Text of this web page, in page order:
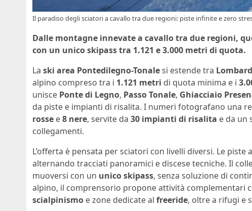
Il paradiso degli sciatori a cavallo tra due regioni: piste infinite e zero
Dalle montagne innevate a cavallo tra due regioni,
con un unico skipass tra 1.121 e 3.000 metri di quota.
La ski area Pontedilegno-Tonalesi estende tra
alpino compreso tra i 1.121 metri di quota minima e i
unisce Ponte di Legno, Passo Tonale, Ghiacciaio
da piste e impianti di risalita. I numeri fotografano una
rosse e8 nere, servite da 30 impianti di risalita e da un
collegamenti.
L’offerta è pensata per sciatori con livelli diversi. Le
alternando tracciati panoramici e discese tecniche. Il
muoversi con un unico skipass, senza soluzione di
alpino, il comprensorio propone attività complementari
scialpinismo e zone dedicate al freeride, oltre a rifugi e